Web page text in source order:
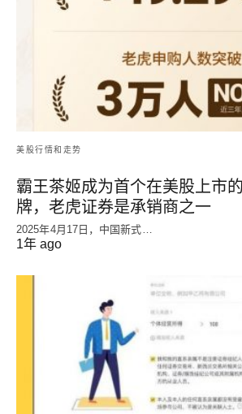
美股行情和走势
霸王茶姬成为首个在美股上市
牌，老虎证券是承销商之一
2025年4月17日，中国新式…
1年 ago